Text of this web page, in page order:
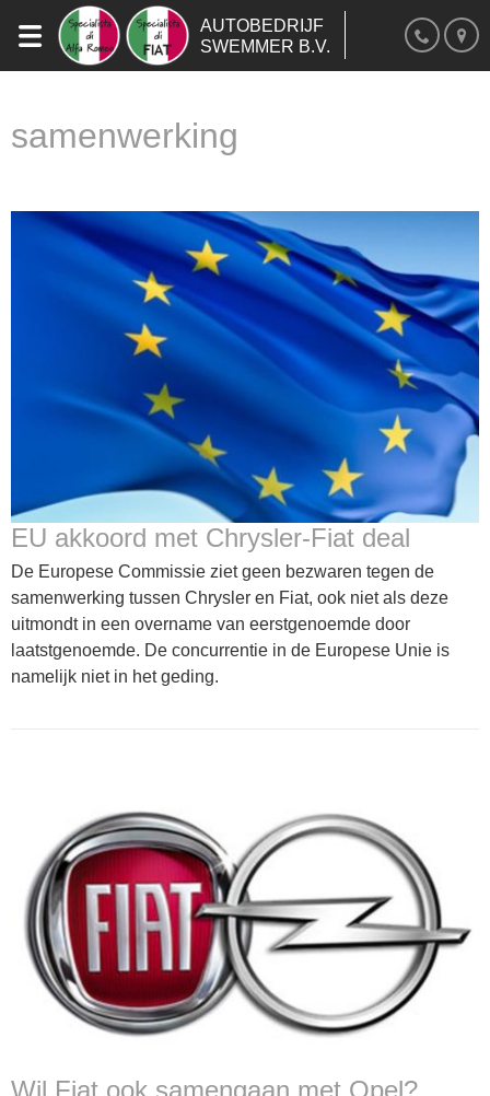
AUTOBEDRIJF
SWEMMER B.V.
samenwerking
EU akkoord met Chrysler-Fiat deal
De Europese Commissie ziet geen bezwaren tegen de
samenwerking tussen Chrysler en Fiat, ook niet als deze
uitmondt in een overname van eerstgenoemde door
laatstgenoemde. De concurrentie in de Europese Unie is
namelijk niet in het geding.
Wil Fiat ook samengaan met Opel?